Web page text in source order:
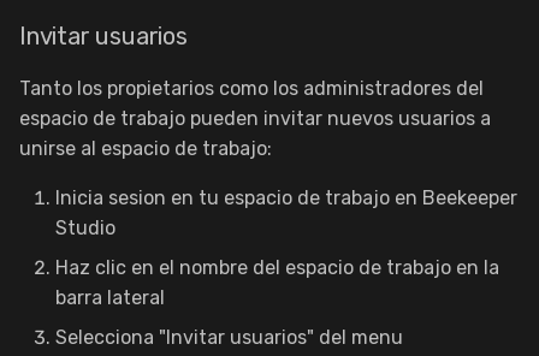
Invitar usuarios
Tanto los propietarios como los administradores del
espacio de trabajo pueden invitar nuevos usuarios a
unirse al espacio de trabajo:
Inicia sesion en tu espacio de trabajo en Beekeeper
Studio
Haz clic en el nombre del espacio de trabajo en la
barra lateral
Selecciona "Invitar usuarios" del menu